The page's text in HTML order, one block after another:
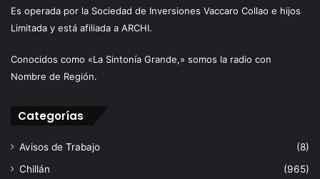
Es operada por la Sociedad de Inversiones Vaccaro Collao e hijos
Limitada y está afiliada a ARCHI.
Conocidos como «La Sintonía Grande,» somos la radio con
Nombre de Región.
Categorías
Avisos de Trabajo
(8)
Chillán
(965)